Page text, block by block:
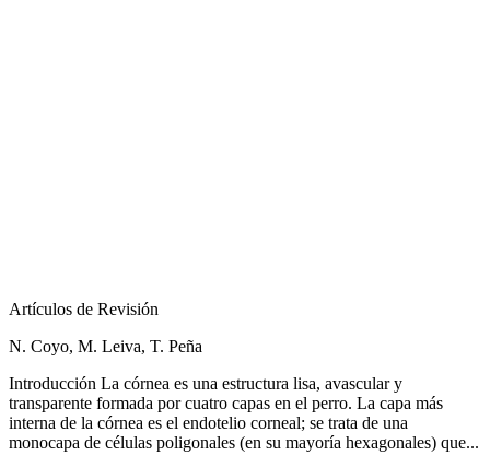
Artículos de Revisión
N. Coyo, M. Leiva, T. Peña
Introducción La córnea es una estructura lisa, avascular y
transparente formada por cuatro capas en el perro. La capa más
interna de la córnea es el endotelio corneal; se trata de una
monocapa de células poligonales (en su mayoría hexagonales) que...